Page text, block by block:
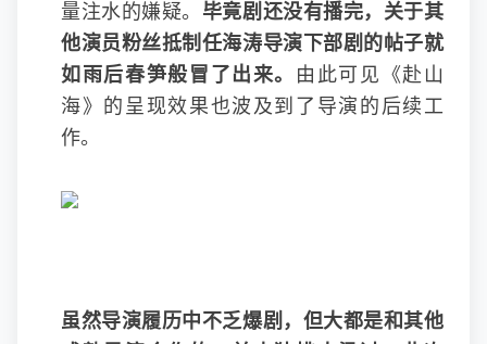
量注水的嫌疑。 毕竟剧还没有播完，关于其
他演员粉丝抵制任海涛导演下部剧的帖子就
如雨后春笋般冒了出来。 由此可见《赴山
海》的呈现效果也波及到了导演的后续工
作。
虽然导演履历中不乏爆剧，但大都是和其他